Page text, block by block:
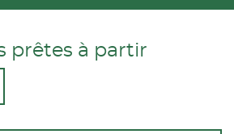
prêtes à partir